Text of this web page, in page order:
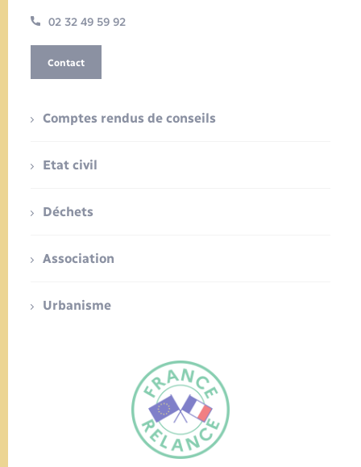
FR
02 32 49 59 92
Contact
Comptes rendus de conseils
Etat civil
Déchets
Association
Urbanisme